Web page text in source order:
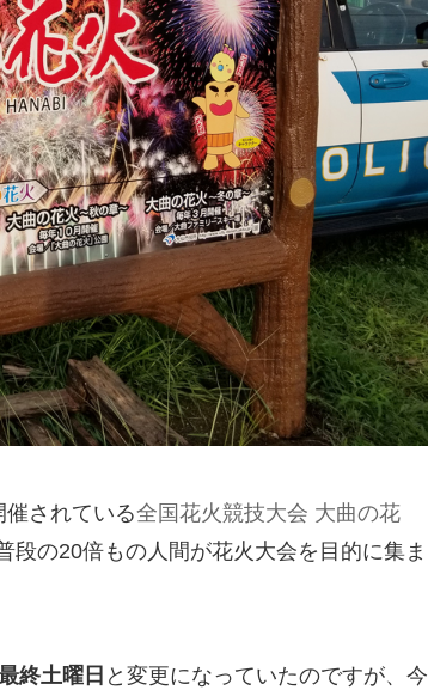
されている全国花火競技大会 大曲の花
の20倍もの人間が花火大会を目的に集ま
終土曜日 と変更になっていたのですが、今